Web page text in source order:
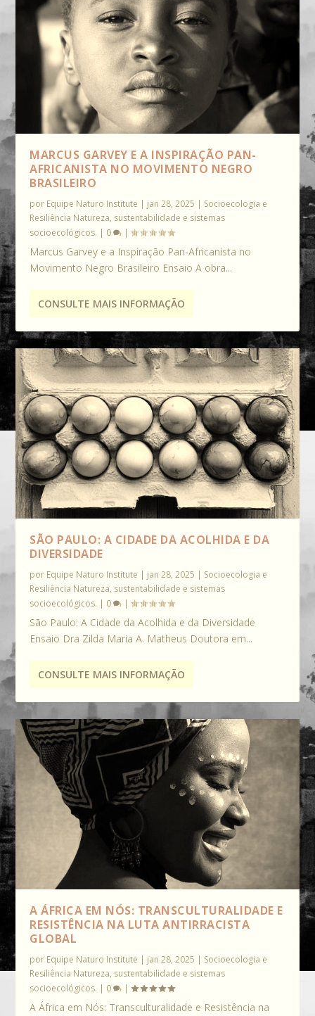
MARCUS GARVEY E A INSPIRAÇÃO PAN-
AFRICANISTA NO MOVIMENTO NEGRO
BRASILEIRO
por Equipe Naturo Institute | jan 28, 2025 | Socioecologia e
Resiliência Natureza, sustentabilidade e sistemas
socioecológicos. | 0 |
Marcus Garvey e a Inspiração Pan-Africanista no
Movimento Negro Brasileiro Ensaio A obra...
CONSULTE MAIS INFORMAÇÃO
SÃO PAULO: A CIDADE DA ACOLHIDA E DA
DIVERSIDADE
por Equipe Naturo Institute | jan 28, 2025 | Socioecologia e
Resiliência Natureza, sustentabilidade e sistemas
socioecológicos. | 0 |
São Paulo: A Cidade da Acolhida e da Diversidade
Ensaio Dra Zilda Maria A. Matheus Doutora em...
CONSULTE MAIS INFORMAÇÃO
A ÁFRICA EM NÓS: TRANSCULTURALIDADE E
RESISTÊNCIA NA LUTA ANTIRRACISTA
GLOBAL
por Equipe Naturo Institute | jan 28, 2025 | Socioecologia e
Resiliência Natureza, sustentabilidade e sistemas
socioecológicos. | 0 |
A África em Nós: Transculturalidade e Resistência na